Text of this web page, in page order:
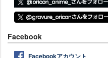
Facebook
Facebookアカウント